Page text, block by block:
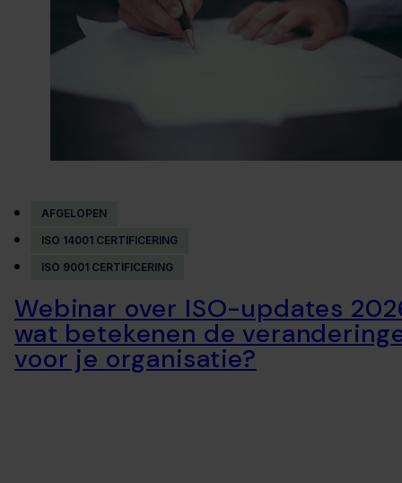
AFGELOPEN
ISO 14001 CERTIFICERING
ISO 9001 CERTIFICERING
Webinar over ISO-updates
wat betekenen de
voor je organisatie?